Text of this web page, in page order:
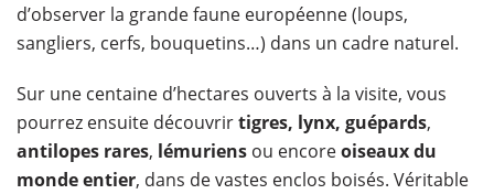
d’observer la grande faune européenne (loups,
sangliers, cerfs, bouquetins…) dans un cadre naturel.
Sur une centaine d’hectares ouverts à la visite, vous
pourrez ensuite découvrirtigres, lynx, guépards,
antilopes rares, lémuriens ou encoreoiseaux du
monde entier, dans de vastes enclos boisés. Véritable